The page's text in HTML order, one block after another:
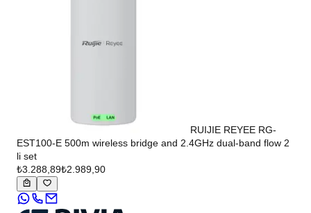
RUIJIE REYEE RG-
EST100-E 500m wireless bridge and 2.4GHz dual-band flow 2
li set
₺3.288,89₺2.989,90